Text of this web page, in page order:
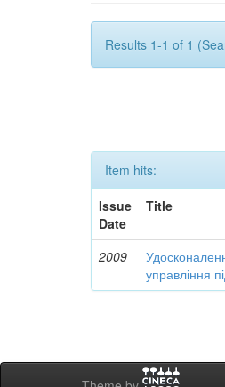
Results 1-1 of 1
Item hits:
Issue
Date
Title
2009
управління